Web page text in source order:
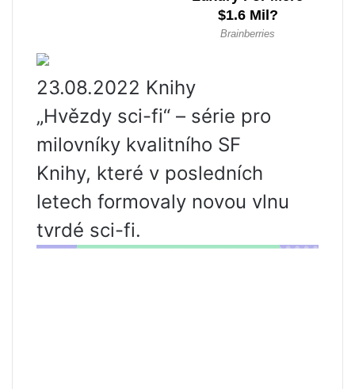
23.08.2022 Knihy
„Hvězdy sci-fi“ – série pro
milovníky kvalitního SF
Knihy, které v posledních
letech formovaly novou vlnu
tvrdé sci-fi.